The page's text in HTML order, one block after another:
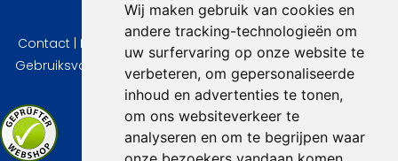
Wij maken gebruik van cookies en
andere tracking-technologieën om
uw surfervaring op onze website te
verbeteren, om gepersonaliseerde
inhoud en advertenties te tonen,
om ons websiteverkeer te
analyseren en om te begrijpen waar
© 2026 VidaVilla.com
Contact Privacy Cookie instellingen Herroepingsrecht
Gebruiksvoorwaarden
| Informatie Beoordelingen